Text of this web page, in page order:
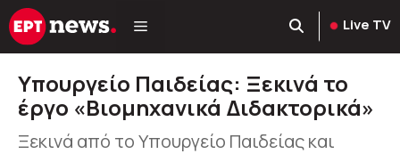
Μετάβαση
σε
Live TV
Υπουργείο Παιδείας: Ξεκινά το
έργο «Βιομηχανικά Διδακτορικά»
Ξεκινά από το Υπουργείο Παιδείας και